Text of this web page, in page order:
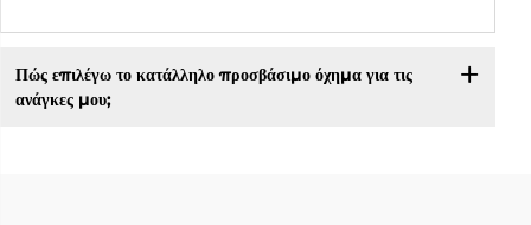
Πώς επιλέγω το κατάλληλο προσβάσιμο όχημα για τις
ανάγκες μου;